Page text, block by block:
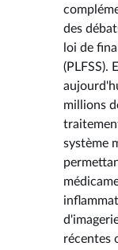
des
loi de
(PLFSS).
millions
système
récentes